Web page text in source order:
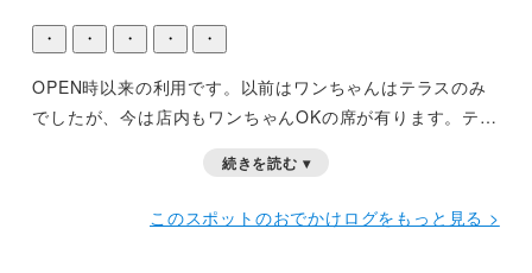
・ ・ ・ ・ ・
OPEN時以来の利用です。以前はワンちゃんはテラスのみ
でしたが、今は店内もワンちゃんOKの席が有ります。テラ
ある日や夏の暑い日は助かります。今回は店内を利用させ
て頂きました。ワンちゃん用の椅子も用意されていまし
続きを読む ▾
このスポットのおでかけログをもっと見る >